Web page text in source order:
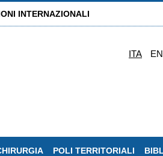
INTERNAZIONALI
ITA
POLI TERRITORIALI